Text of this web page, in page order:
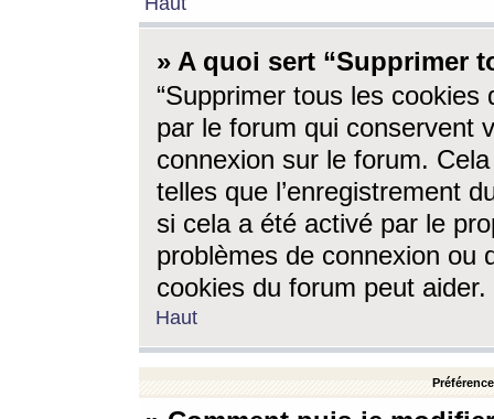
» A quoi sert “Supprimer
“Supprimer tous les cookies
par le forum qui conservent
connexion sur le forum.
telles que l’enregistrement
si cela a été activé par le
problèmes de connexion ou
cookies du forum peut aider.
Haut